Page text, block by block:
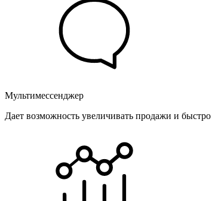
Мультимессенджер
Дает возможность увеличивать продажи и